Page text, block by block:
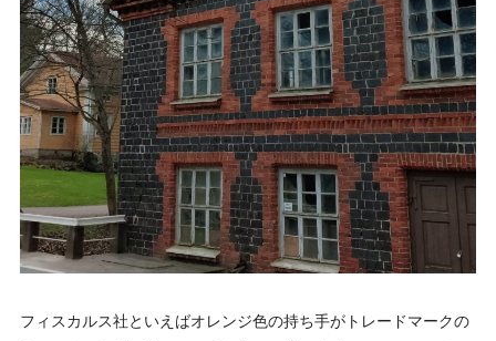
フィスカルス社といえばオレンジ色の持ち手がトレードマークの